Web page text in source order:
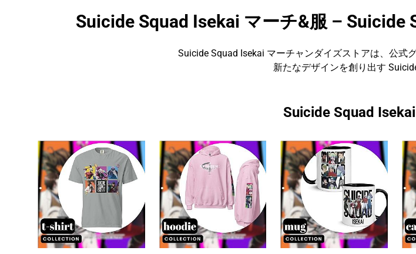
Suicide Squad Isekai マーチ&服 –
Suicide Squad Isekai マーチャンダイズストアは、公式
新たなデザインを創り出す
Suicide Squad